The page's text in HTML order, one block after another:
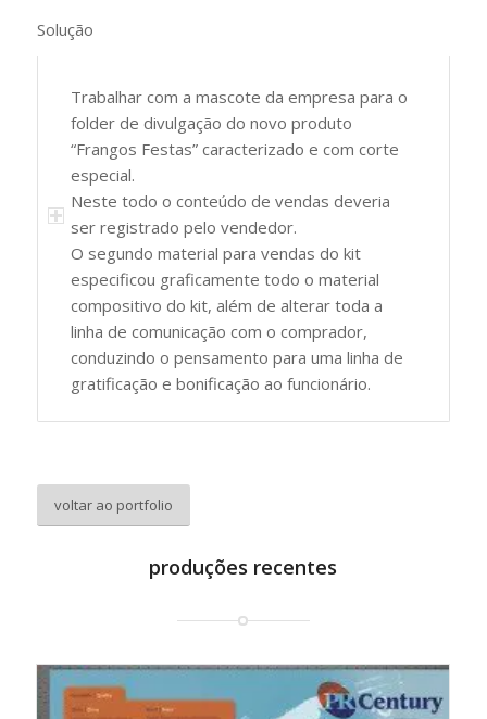
Solução
Trabalhar com a mascote da empresa para o
folder de divulgação do novo produto
“Frangos Festas” caracterizado e com corte
especial.
Neste todo o conteúdo de vendas deveria
ser registrado pelo vendedor.
O segundo material para vendas do kit
especificou graficamente todo o material
compositivo do kit, além de alterar toda a
linha de comunicação com o comprador,
conduzindo o pensamento para uma linha de
gratificação e bonificação ao funcionário.
voltar ao portfolio
produções recentes